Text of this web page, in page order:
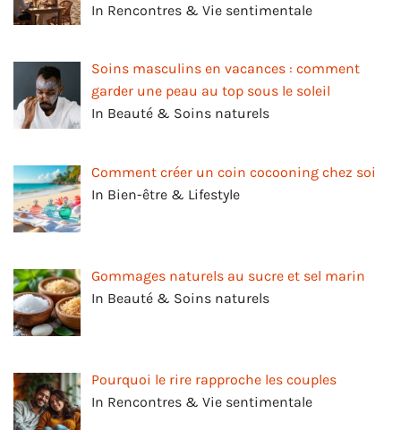
In Rencontres & Vie sentimentale
Soins masculins en vacances : comment
garder une peau au top sous le soleil
In Beauté & Soins naturels
Comment créer un coin cocooning chez soi
In Bien-être & Lifestyle
Gommages naturels au sucre et sel marin
In Beauté & Soins naturels
Pourquoi le rire rapproche les couples
In Rencontres & Vie sentimentale